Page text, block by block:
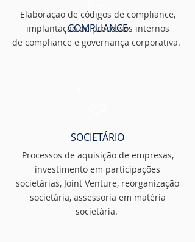
Elaboração de códigos de compliance,
implantação de processos internos
de compliance e governança corporativa.
COMPLIANCE
SOCIETÁRIO
Processos de aquisição de empresas,
investimento em participações
societárias, Joint Venture, reorganização
societária, assessoria em matéria
societária.